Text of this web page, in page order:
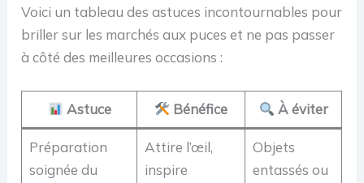
Voici un tableau des astuces incontournables pour
briller sur les marchés aux puces et ne pas passer
à côté des meilleures occasions :
Astuce Bénéfice À éviter
Préparation
soignée du
Attire l’œil,
inspire
Objets
entassés ou